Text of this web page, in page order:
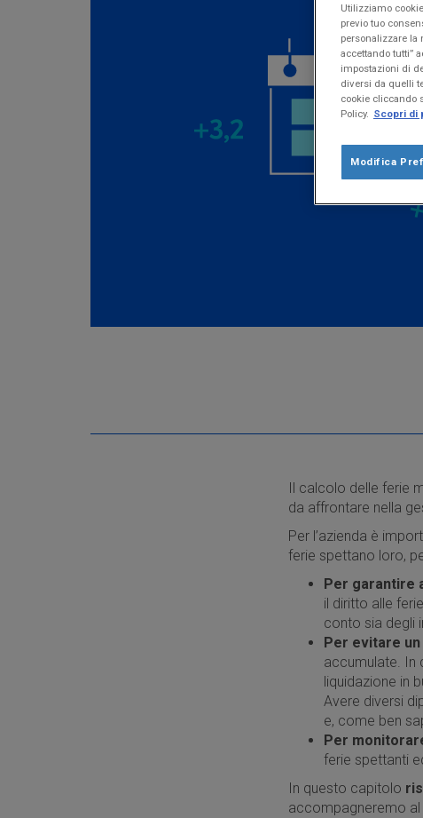
Il calcolo delle ferie
da affrontare nella
Per l’azienda è
ferie spettano loro,
Per garantire
il diritto alle
conto sia degli
Per evitare
accumulate. In
liquidazione in
Avere diversi
e, come ben
Per
ferie spettanti
In questo capitolo
accompagneremo al
Utilizziamo
previo tuo
personalizzare la
accettando tutti”
impostazioni di
diversi da quelli
cookie cliccando
Policy. Scopri di
Modifica